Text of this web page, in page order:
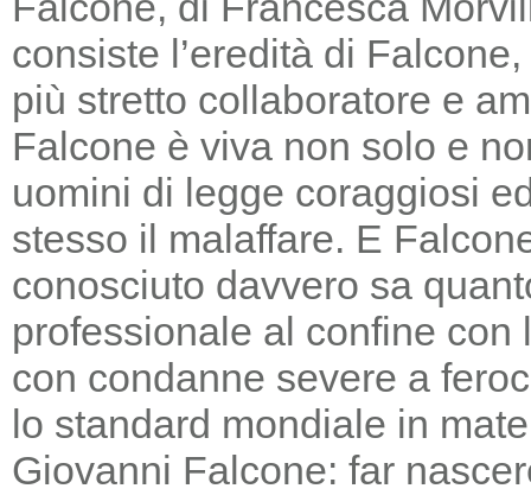
consiste l’eredità di
più stretto collaboratore e
Falcone è viva non solo e
uomini di legge coraggiosi
stesso il malaffare. E
conosciuto davvero sa
professionale al confine
con condanne severe a
lo standard mondiale in
Giovanni Falcone: far